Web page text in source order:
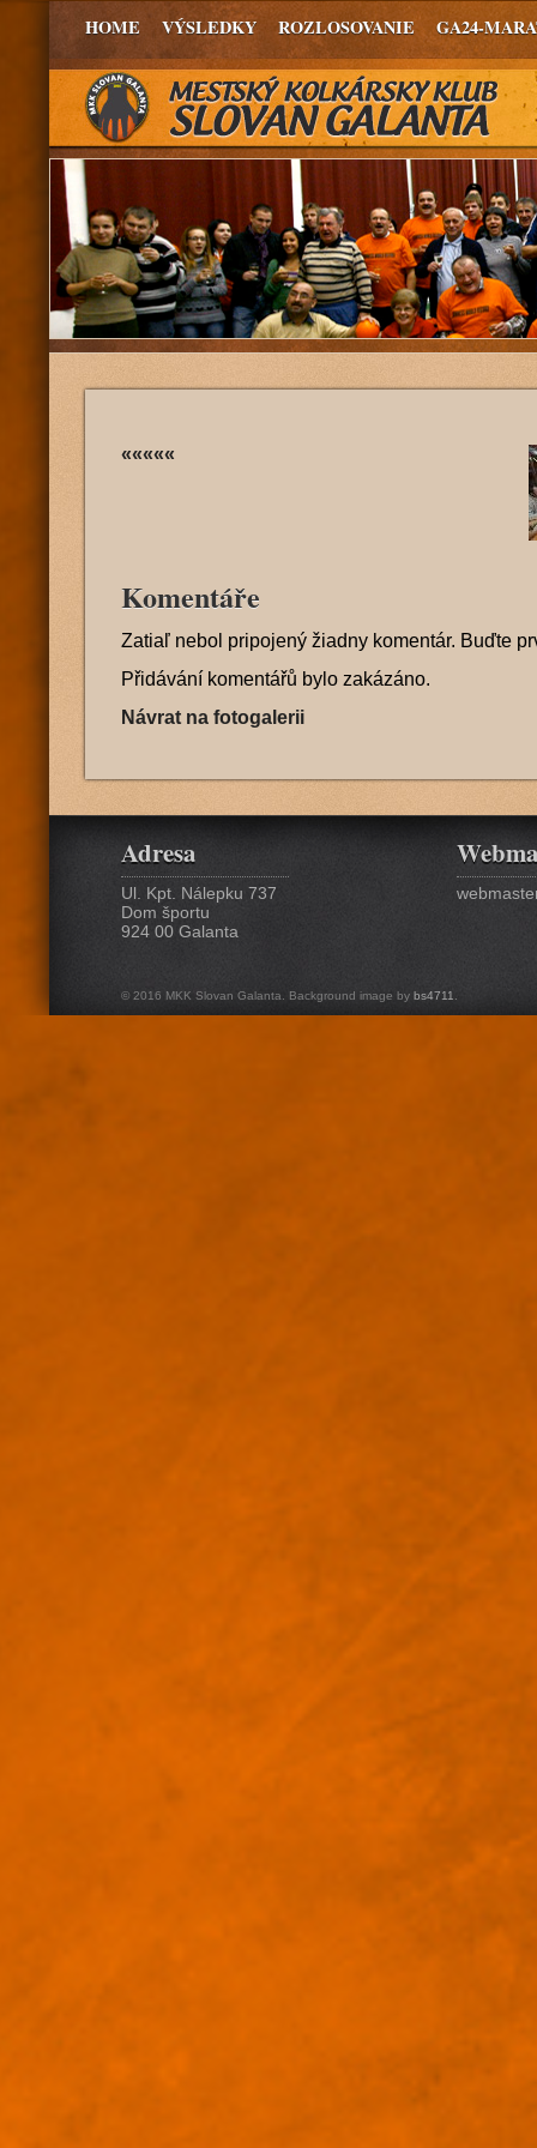
HOME VÝSLEDKY ROZLOSOVANIE GA24-
«««««
Komentáře
Zatiaľ nebol pripojený žiadny komentár. Buďte
Přidávání komentářů bylo zakázáno.
Návrat na fotogalerii
Adresa
Ul. Kpt. Nálepku 737
Dom športu
924 00 Galanta
© 2016 MKK Slovan Galanta. Background image by bs4711